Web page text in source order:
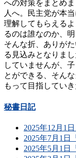
への対策をまとめ
人へ。民主党が本
理解してもらえる
るのは誰なのか、
そんな折、ありが
る見込みとなりま
していませんが、
とができる、そん
もって目指してい
秘書日記
2025年12月1
2025年7月1日
2025年5月1日